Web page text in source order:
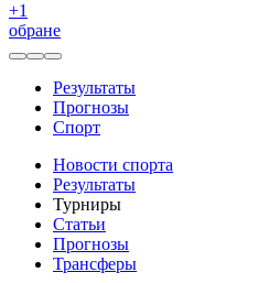
+1
обране
Результаты
Прогнозы
Спорт
Новости спорта
Результаты
Турниры
Статьи
Прогнозы
Трансферы